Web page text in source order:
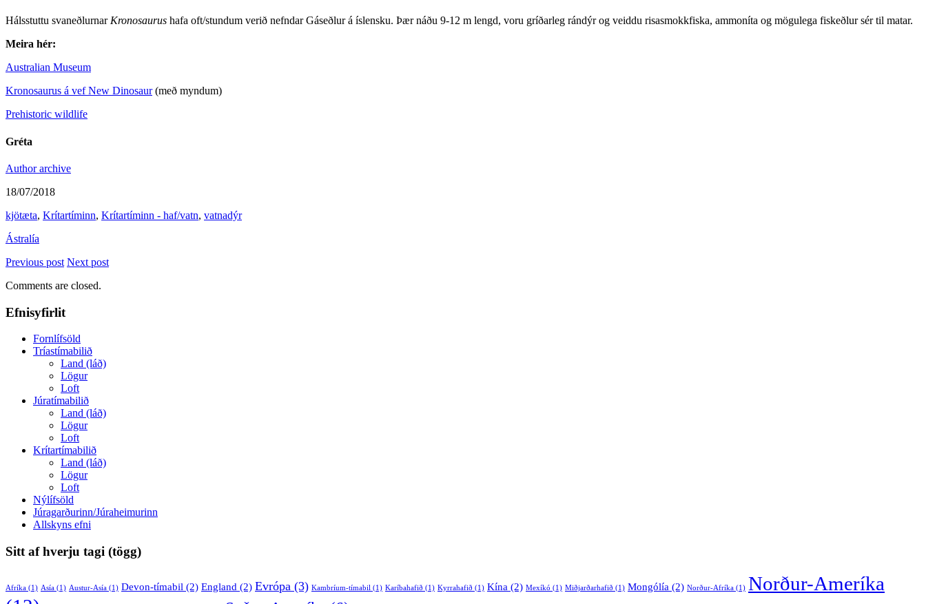
Hálsstuttu svaneðlurnar Kronosaurus hafa oft/stundum verið nefndar Gáseðlur á íslensku. Þær náðu 9-12 m lengd, voru gríðarleg rándýr og veiddu risasmokkfiska, ammoníta og mögulega fiskeðlur sér til matar.
Meira hér:
Australian Museum
Kronosaurus á vef New Dinosaur(með myndum)
Prehistoric wildlife
Gréta
Author archive
18/07/2018
kjötæta, Krítartíminn, Krítartíminn - haf/vatn, vatnadýr
Ástralía
Previous post Next post
Comments are closed.
Efnisyfirlit
Fornlífsöld
Tríastímabilið
Land (láð)
Lögur
Loft
Júratímabilið
Land (láð)
Lögur
Loft
Krítartímabilið
Land (láð)
Lögur
Loft
Nýlífsöld
Júragarðurinn/Júraheimurinn
Allskyns efni
Sitt af hverju tagi (tögg)
Afríka (1) Asía (1) Austur-Asía (1) Devon-tímabil (2) England (2) Evrópa (3) Kambríum-tímabil (1) Karíbahafið (1) Kyrrahafið (1) Kína (2) Mexíkó (1) Miðjarðarhafið (1) Mongólía (2) Norður-Afríka (1) Norður-Ameríka